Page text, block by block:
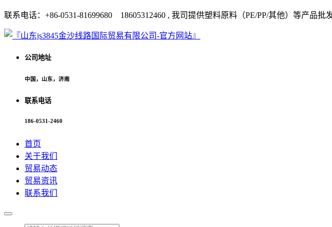
联系电话：+86-0531-81699680 18605312460 , 我司提供塑料原料（PE/PP/其他）等产品
公司地址
中国，山东，济南
联系电话
186-0531-2460
首页
关于我们
贸易动态
贸易资讯
联系我们